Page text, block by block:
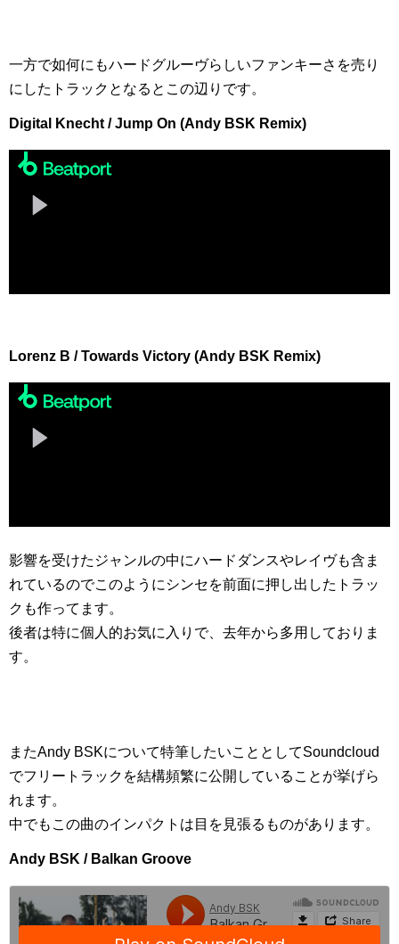
一方で如何にもハードグルーヴらしいファンキーさを売り
にしたトラックとなるとこの辺りです。
Digital Knecht / Jump On (Andy BSK Remix)
Lorenz B / Towards Victory (Andy BSK Remix)
影響を受けたジャンルの中にハードダンスやレイヴも含ま
れているのでこのようにシンセを前面に押し出したトラッ
クも作ってます。
後者は特に個人的お気に入りで、去年から多用しておりま
す。
またAndy BSKについて特筆したいこととしてSoundcloud
でフリートラックを結構頻繁に公開していることが挙げら
れます。
中でもこの曲のインパクトは目を見張るものがあります。
Andy BSK / Balkan Groove